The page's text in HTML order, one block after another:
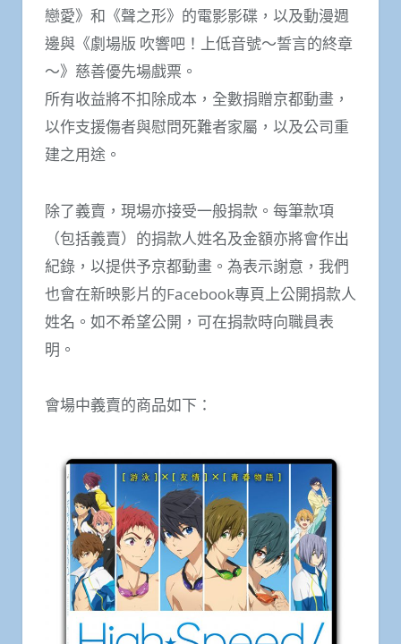
戀愛》和《聲之形》的電影影碟，以及動漫週
邊與《劇場版 吹響吧！上低音號～誓言的終章
～》慈善優先場戲票。
所有收益將不扣除成本，全數捐贈京都動畫，
以作支援傷者與慰問死難者家屬，以及公司重
建之用途。
除了義賣，現場亦接受一般捐款。每筆款項
（包括義賣）的捐款人姓名及金額亦將會作出
紀錄，以提供予京都動畫。為表示謝意，我們
也會在新映影片的Facebook專頁上公開捐款人
姓名。如不希望公開，可在捐款時向職員表
明。
會場中義賣的商品如下：